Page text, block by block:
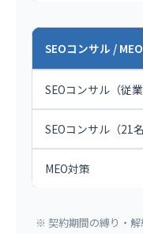
SEOコンサル / MEO
SEOコンサル（従
SEOコンサル（21
MEO対策
※ 契約期間の縛り・